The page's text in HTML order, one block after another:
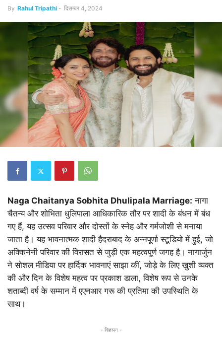
By Rahul Tripathi - दिसम्बर 4, 2024
Naga Chaitanya Sobhita Dhulipala Marriage: नागा
चैतन्य और शोभिता धुलिपाला आधिकारिक तौर पर शादी के बंधन में बंध
गए हैं, यह उत्सव परिवार और दोस्तों के स्नेह और गर्मजोशी से मनाया
जाता है। यह भावनात्मक शादी हैदराबाद के अन्नपूर्णा स्टूडियो में हुई, जो
अक्किनेनी परिवार की विरासत से जुड़ी एक महत्वपूर्ण जगह है। नागार्जुन
ने सोशल मीडिया पर हार्दिक भावनाएं साझा कीं, जोड़े के लिए खुशी व्यक्त
की और दिन के विशेष महत्व पर प्रकाश डाला, विशेष रूप से उनके
शताब्दी वर्ष के सम्मान में एएनआर गरू की प्रतिमा की उपस्थिति के
साथ।
- विज्ञापन -